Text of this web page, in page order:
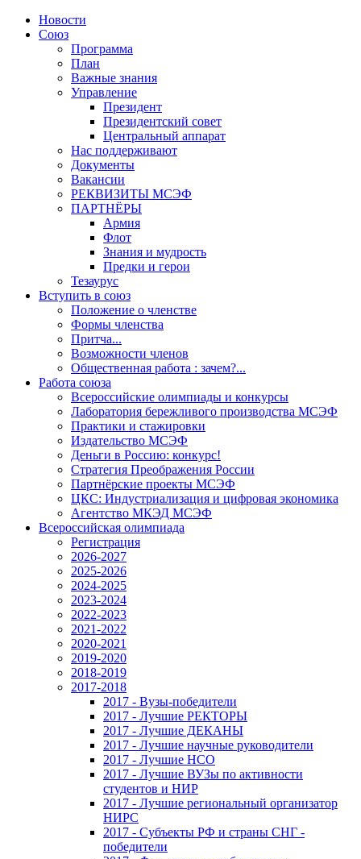
Новости
Союз
Программа
План
Важные знания
Управление
Президент
Президентский совет
Центральный аппарат
Нас поддерживают
Документы
Вакансии
РЕКВИЗИТЫ МСЭФ
ПАРТНЁРЫ
Армия
Флот
Знания и мудрость
Предки и герои
Тезаурус
Вступить в союз
Положение о членстве
Формы членства
Притча...
Возможности членов
Общественная работа : зачем?...
Работа союза
Всероссийские олимпиады и конкурсы
Лаборатория бережливого производства МСЭФ
Практики и стажировки
Издательство МСЭФ
Деньги в Россию: конкурс!
Стратегия Преображения России
Партнёрские проекты МСЭФ
ЦКС: Индустриализация и цифровая экономика
Агентство МКЭД МСЭФ
Всероссийская олимпиада
Регистрация
2026-2027
2025-2026
2024-2025
2023-2024
2022-2023
2021-2022
2020-2021
2019-2020
2018-2019
2017-2018
2017 - Вузы-победители
2017 - Лучшие РЕКТОРЫ
2017 - Лучшие ДЕКАНЫ
2017 - Лучшие научные руководители
2017 - Лучшие НСО
2017 - Лучшие ВУЗы по активности
студентов и НИР
2017 - Лучшие региональный организатор
НИРС
2017 - Субъекты РФ и страны СНГ -
победители